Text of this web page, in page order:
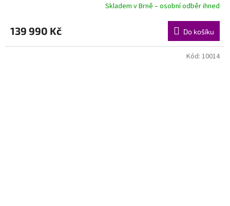
Skladem v Brně – osobní odběr ihned
139 990 Kč Do košíku
Kód: 10014